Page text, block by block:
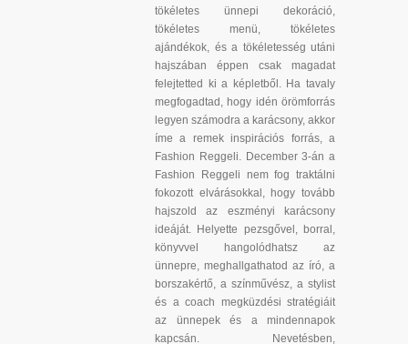
tökéletes ünnepi dekoráció,
tökéletes menü, tökéletes
ajándékok, és a tökéletesség utáni
hajszában éppen csak magadat
felejtetted ki a képletből. Ha tavaly
megfogadtad, hogy idén örömforrás
legyen számodra a karácsony, akkor
íme a remek inspirációs forrás, a
Fashion Reggeli. December 3-án a
Fashion Reggeli nem fog traktálni
fokozott elvárásokkal, hogy tovább
hajszold az eszményi karácsony
ideáját. Helyette pezsgővel, borral,
könyvvel hangolódhatsz az
ünnepre, meghallgathatod az író, a
borszakértő, a színművész, a stylist
és a coach megküzdési stratégiáit
az ünnepek és a mindennapok
kapcsán. Nevetésben,